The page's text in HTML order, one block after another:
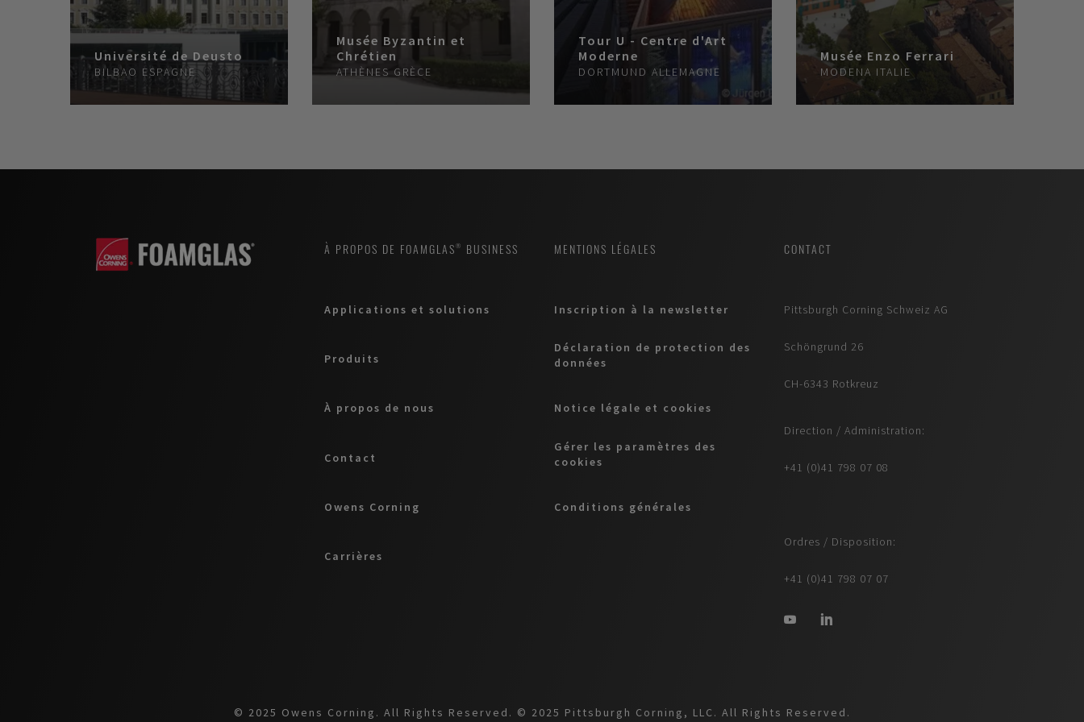
Université de Deusto
BILBAO ESPAGNE
Musée Byzantin et
Chrétien
ATHÈNES GRÈCE
Tour U - Centre d'Art
Moderne
DORTMUND ALLEMAGNE
Musée Enzo Ferrari
MODENA ITALIE
À PROPOS DE FOAMGLAS® BUSINESS
Applications et solutions
Produits
À propos de nous
Contact
Owens Corning
Carrières
MENTIONS LÉGALES
Inscription à la newsletter
Déclaration de protection des
données
Notice légale et cookies
Gérer les paramètres des
cookies
Conditions générales
CONTACT
Pittsburgh Corning Schweiz AG
Schöngrund 26
CH-6343 Rotkreuz
Direction / Administration:
+41 (0)41 798 07 08
Ordres / Disposition:
+41 (0)41 798 07 07
© 2025 Owens Corning. All Rights Reserved. © 2025 Pittsburgh Corning, LLC. All Rights Reserved.